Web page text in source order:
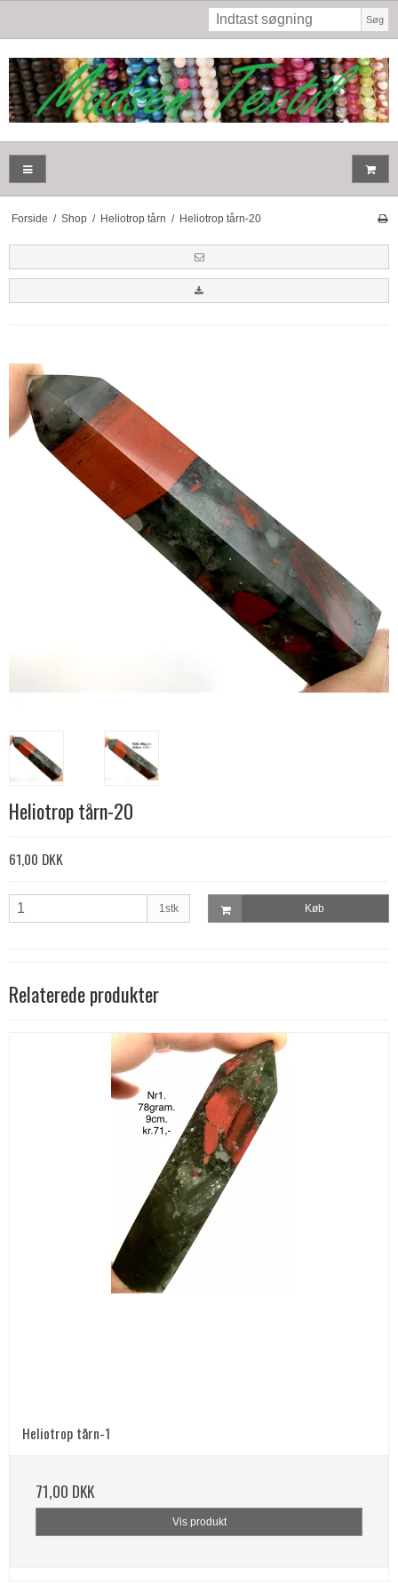
Søg
Forside / Shop / Heliotrop tårn / Heliotrop tårn-20
Heliotrop tårn-20
61,00 DKK
1stk Køb
Relaterede produkter
Heliotrop tårn-1
71,00 DKK
Vis produkt